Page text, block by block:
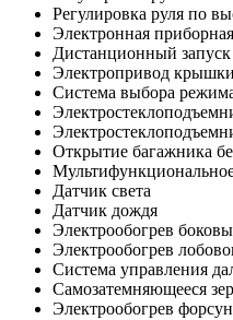
Регулировка руля по
Электронная
Дистанционный запуск
Электропривод
Система выбора
Открытие багажника
Датчик света
Датчик дождя
Электрообогрев
Электрообогрев
Система управления
Самозатемняющееся
Электрообогрев